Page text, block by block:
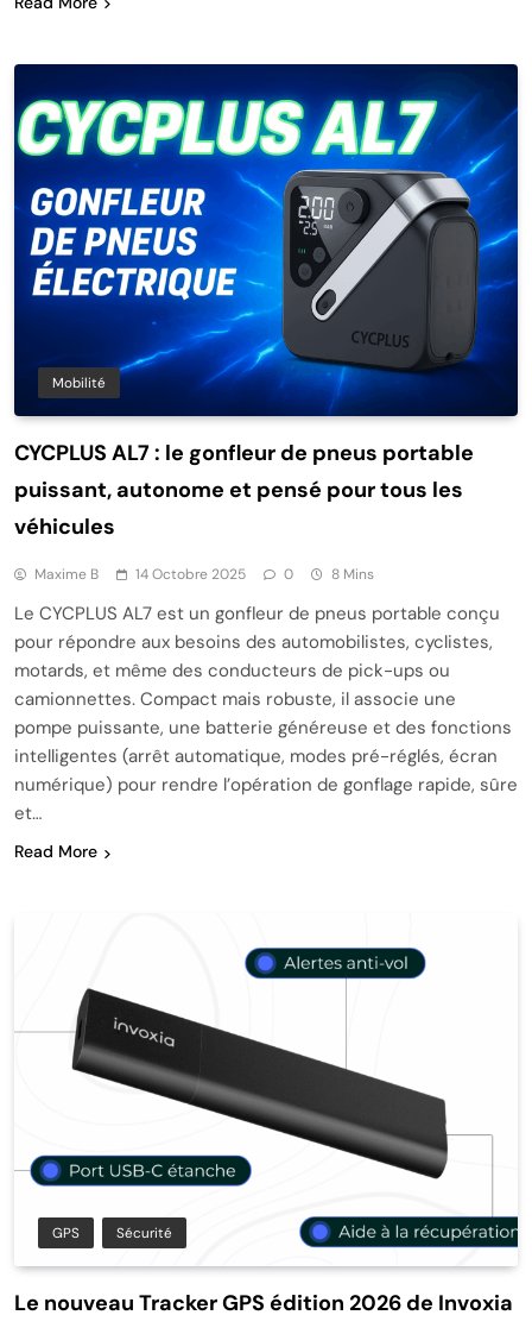
Mobilité
CYCPLUS AL7 : le gonfleur de pneus portable
puissant, autonome et pensé pour tous les
véhicules
Maxime B 14 Octobre 2025 0 8 Mins
Le CYCPLUS AL7 est un gonfleur de pneus portable conçu
pour répondre aux besoins des automobilistes, cyclistes,
motards, et même des conducteurs de pick-ups ou
camionnettes. Compact mais robuste, il associe une
pompe puissante, une batterie généreuse et des fonctions
intelligentes (arrêt automatique, modes pré-réglés, écran
numérique) pour rendre l’opération de gonflage rapide, sûre
et…
Read More
GPS Sécurité
Le nouveau Tracker GPS édition 2026 de Invoxia